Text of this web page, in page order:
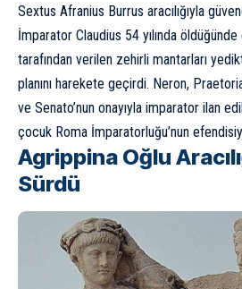
Sextus Afranius Burrus aracılığıyla
İmparator Claudius 54 yılında
tarafından verilen zehirli mantarları
planını harekete geçirdi. Neron,
ve Senato’nun onayıyla imparator ilan
çocuk Roma İmparatorluğu’nun
Agrippina Oğlu
Sürdü